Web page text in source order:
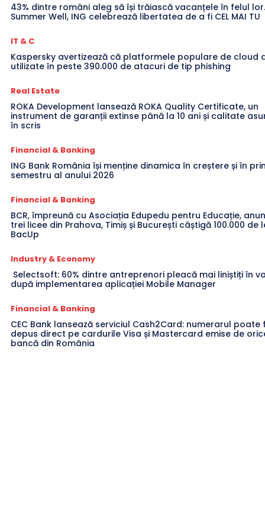
43% dintre români aleg să își trăiască vacanțele în felul
Summer Well, ING celebrează libertatea de a fi CEL MAI TU
IT & C
Kaspersky avertizează că platformele populare de cloud
utilizate în peste 390.000 de atacuri de tip phishing
Real Estate
ROKA Development lansează ROKA Quality Certificate, un
instrument de garanții extinse până la 10 ani și calitate
în scris
Financial & Banking
ING Bank România își menține dinamica în creștere și în
semestru al anului 2026
Financial & Banking
BCR, împreună cu Asociația Edupedu pentru Educație,
trei licee din Prahova, Timiș și București câștigă 100.000 de
BacUp
Industry & Economy
Selectsoft: 60% dintre antreprenori pleacă mai liniștiți în
după implementarea aplicației Mobile Manager
Financial & Banking
CEC Bank lansează serviciul Cash2Card: numerarul poate
depus direct pe cardurile Visa și Mastercard emise de
bancă din România